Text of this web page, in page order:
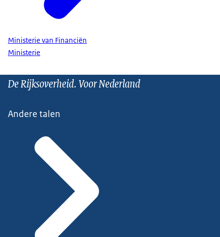
Ministerie van Financiën
Ministerie
De Rijksoverheid. Voor Nederland
Andere talen